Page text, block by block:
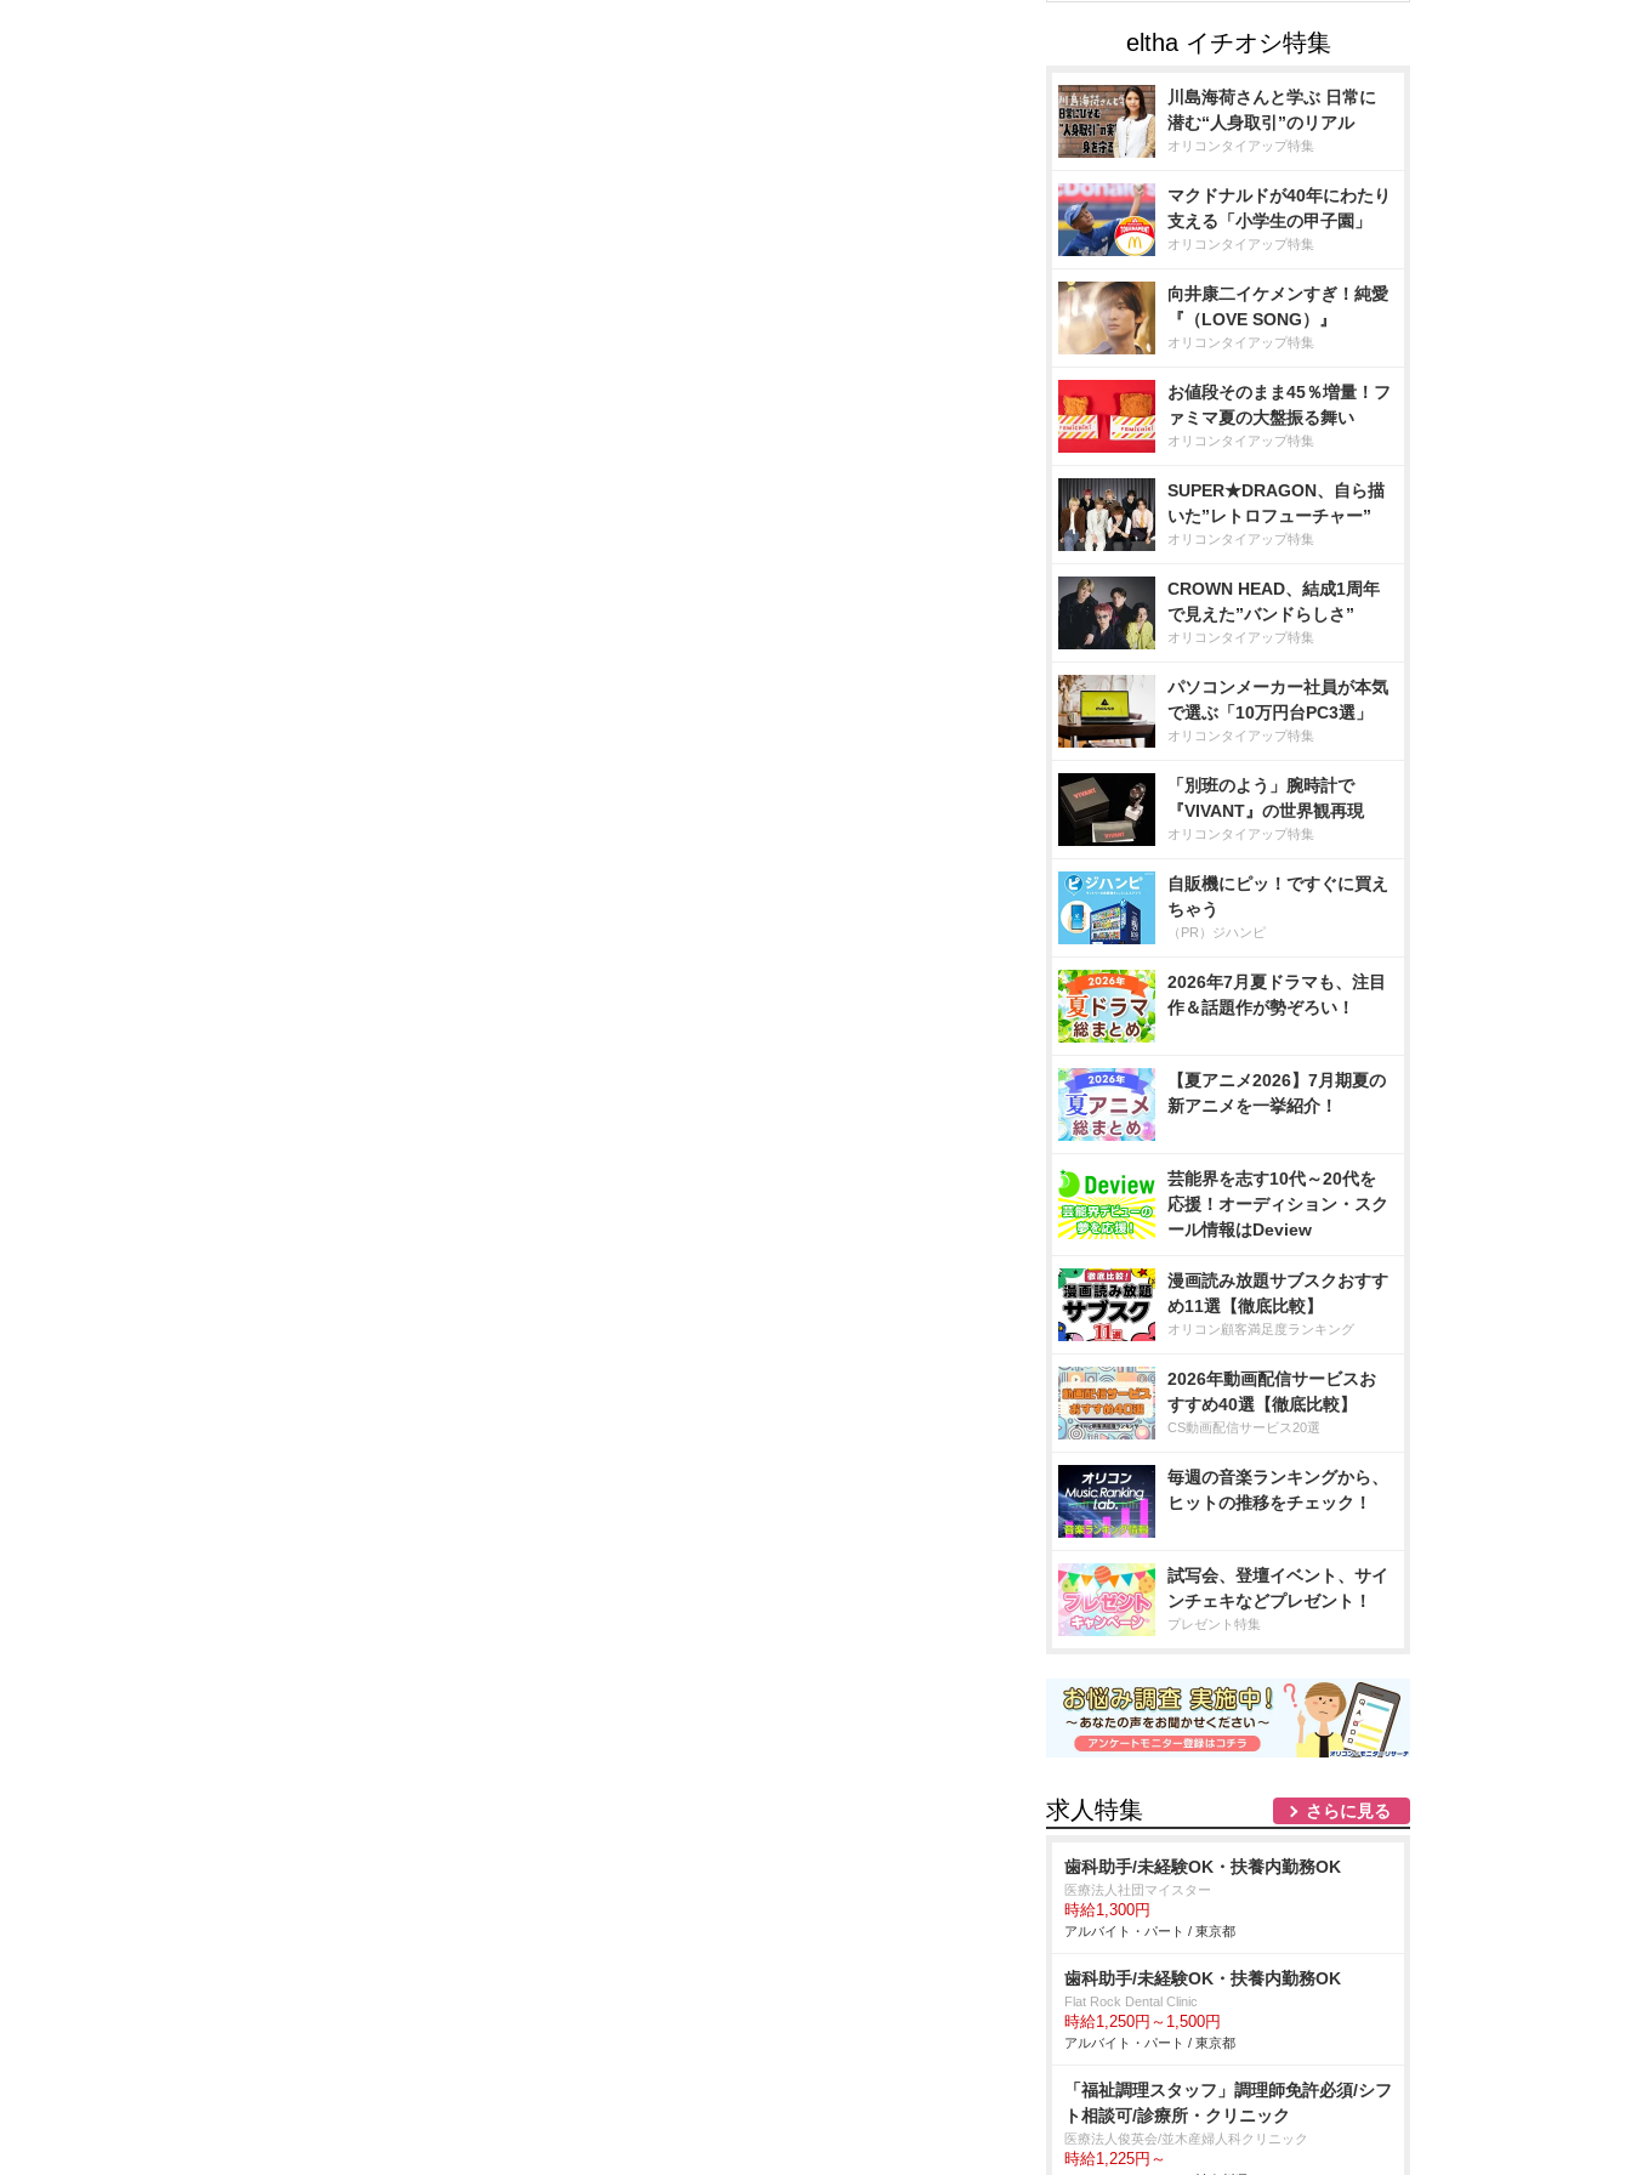
川島海荷さんと学ぶ 日常に
潜む“人身取引”のリアル
オリコンタイアップ特集
マクドナルドが40年にわたり
支える「小学生の甲子園」
オリコンタイアップ特集
向井康二イケメンすぎ！純愛
『（LOVE SONG）』
オリコンタイアップ特集
お値段そのまま45％増量！フ
ァミマ夏の大盤振る舞い
オリコンタイアップ特集
SUPER★DRAGON、自ら描
いた”レトロフューチャー”
オリコンタイアップ特集
CROWN HEAD、結成1周年
で見えた”バンドらしさ”
オリコンタイアップ特集
パソコンメーカー社員が本気
で選ぶ「10万円台PC3選」
オリコンタイアップ特集
「別班のよう」腕時計で
『VIVANT』の世界観再現
オリコンタイアップ特集
自販機にピッ！ですぐに買え
ちゃう
（PR）ジハンピ
2026年7月夏ドラマも、注目
作＆話題作が勢ぞろい！
【夏アニメ2026】7月期夏の
新アニメを一挙紹介！
芸能界を志す10代～20代を
応援！オーディション・スク
ール情報はDeview
漫画読み放題サブスクおすす
め11選【徹底比較】
オリコン顧客満足度ランキング
2026年動画配信サービスお
すすめ40選【徹底比較】
CS動画配信サービス20選
毎週の音楽ランキングから、
ヒットの推移をチェック！
試写会、登壇イベント、サイ
ンチェキなどプレゼント！
プレゼント特集
求人特集 さらに見る
歯科助手/未経験OK・扶養内勤務OK
医療法人社団マイスター
時給1,300円
アルバイト・パート / 東京都
歯科助手/未経験OK・扶養内勤務OK
Flat Rock Dental Clinic
時給1,250円～1,500円
アルバイト・パート / 東京都
「福祉調理スタッフ」調理師免許必須/シフ
ト相談可/診療所・クリニック
医療法人俊英会/並木産婦人科クリニック
時給1,225円～